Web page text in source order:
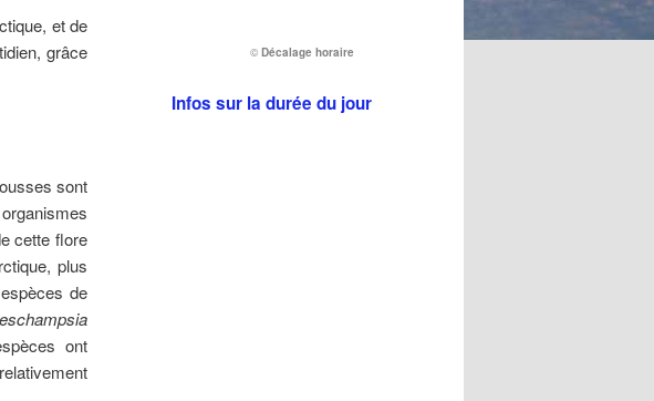
et de
grâce
sont
cette flore
plus
de
ont
© Décalage horaire
Infos sur la durée du jour